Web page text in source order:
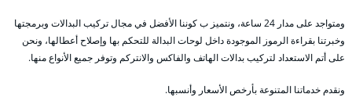
ومتواجد على مدار 24 ساعة، ونتميز ب كوننا الأفضل في مجال تركيب البدالات وبرمجتها
وخبرتنا بقراءة الرموز الموجودة داخل لوحات البدالة للتحكم بها وإصلاح أعطالها، ونحن
على أتم الاستعداد لتركيب بدالات الهاتف والفاكس والانتركم وتوفر جميع الأنواع منها.
ونقدم خدماتنا المتنوعة بأرخص الأسعار وأنسبها.